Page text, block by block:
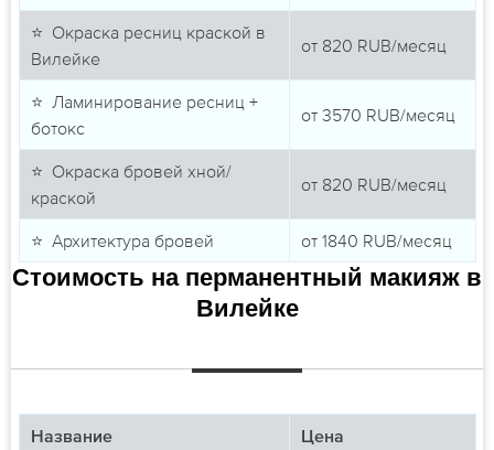
⭐ Окраска ресниц краской в
Вилейке
от 820 RUB/месяц
⭐ Ламинирование ресниц +
ботокс
от 3570 RUB/месяц
⭐ Окраска бровей хной/
краской
от 820 RUB/месяц
⭐ Архитектура бровей от 1840 RUB/месяц
Стоимость на перманентный макияж в
Вилейке
Название Цена